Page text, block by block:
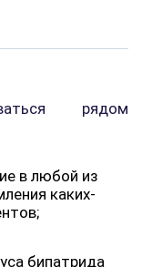
рядом
в любой из
каких-
бипатрида